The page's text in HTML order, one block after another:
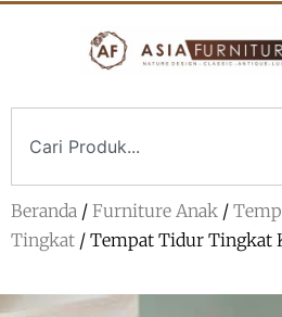
Beranda / Furniture Anak /
Tingkat / Tempat Tidur Tingkat